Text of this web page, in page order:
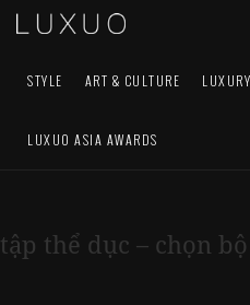
STYLE ART & CULTURE
LUXUO ASIA AWARDS
tập thể dục – chọn